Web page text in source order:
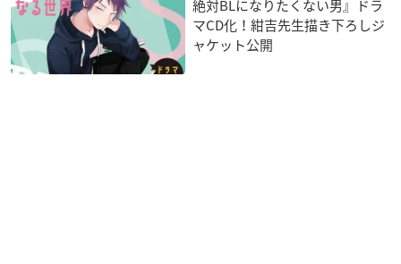
絶対BLになりたくない男』ドラ
マCD化！紺吉先生描き下ろしジ
ャケット公開